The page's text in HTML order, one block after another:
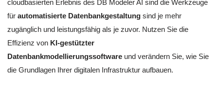
cloudbasierten Erlebnis des DB Modeler AI sind die Werkzeuge
für automatisierte Datenbankgestaltung sind je mehr
zugänglich und leistungsfähig als je zuvor. Nutzen Sie die
Effizienz von KI-gestützter
Datenbankmodellierungssoftware und verändern Sie, wie Sie
die Grundlagen Ihrer digitalen Infrastruktur aufbauen.